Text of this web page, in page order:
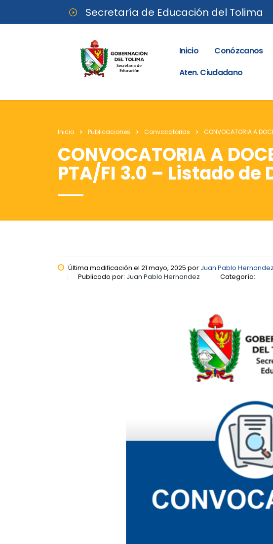
Secretaría de Educación del Tolima
Inicio Conózcanos
Aten. Ciudadano
Inicio Publicaciones Convocatorias CONVOCATORIA A
CONVOCATORIA A
PTA/FI 3.0 – Listado
Última modificación el 21 mayo, 2025 por Juan Pablo Hernandez
Publicado por: Juan Pablo Hernandez Categoría: